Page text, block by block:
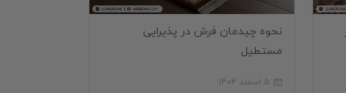
نحوه چیدمان فرش در پذیرایی
مستطیل
5 اسفند 1404